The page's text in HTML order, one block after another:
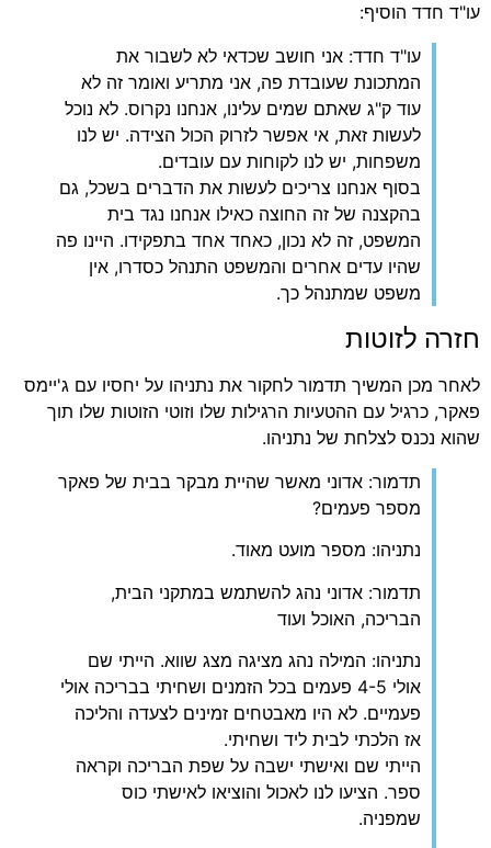
עו"ד חדד הוסיף:
עו"ד חדד: אני חושב שכדאי לא לשבור את
המתכונת שעובדת פה, אני מתריע ואומר זה לא
עוד ק"ג שאתם שמים עלינו, אנחנו נקרוס. לא נוכל
לעשות זאת, אי אפשר לזרוק הכול הצידה. יש לנו
משפחות, יש לנו לקוחות עם עובדים.
בסוף אנחנו צריכים לעשות את הדברים בשכל, גם
בהקצנה של זה החוצה כאילו אנחנו נגד בית
המשפט, זה לא נכון, כאחד אחד בתפקידו. היינו פה
שהיו עדים אחרים והמשפט התנהל כסדרו, אין
משפט שמתנהל כך.
חזרה לזוטות
לאחר מכן המשיך תדמור לחקור את נתניהו על יחסיו עם ג'יימס
פאקר, כרגיל עם ההטעיות הרגילות שלו וזוטי הזוטות שלו תוך
שהוא נכנס לצלחת של נתניהו.
תדמור: אדוני מאשר שהיית מבקר בבית של פאקר
מספר פעמים?
נתניהו: מספר מועט מאוד.
תדמור: אדוני נהג להשתמש במתקני הבית,
הבריכה, האוכל ועוד
נתניהו: המילה נהג מציגה מצג שווא. הייתי שם
אולי 4-5 פעמים בכל הזמנים ושחיתי בבריכה אולי
פעמיים. לא היו מאבטחים זמינים לצעדה והליכה
אז הלכתי לבית ליד ושחיתי.
הייתי שם ואישתי ישבה על שפת הבריכה וקראה
ספר. הציעו לנו לאכול והוציאו לאישתי כוס
שמפניה.